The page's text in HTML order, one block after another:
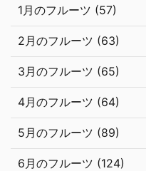
1月のフルーツ (57)
2月のフルーツ (63)
3月のフルーツ (65)
4月のフルーツ (64)
5月のフルーツ (89)
6月のフルーツ (124)